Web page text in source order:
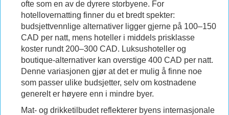
ofte som en av de dyrere storbyene. For
hotellovernatting finner du et bredt spekter:
budsjettvennlige alternativer ligger gjerne på 100–150
CAD per natt, mens hoteller i middels prisklasse
koster rundt 200–300 CAD. Luksushoteller og
boutique-alternativer kan overstige 400 CAD per natt.
Denne variasjonen gjør at det er mulig å finne noe
som passer ulike budsjetter, selv om kostnadene
generelt er høyere enn i mindre byer.
Mat- og drikketilbudet reflekterer byens internasjonale